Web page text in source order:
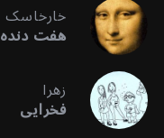
خارخاسک
هفت دنده
زهرا
فخرایی